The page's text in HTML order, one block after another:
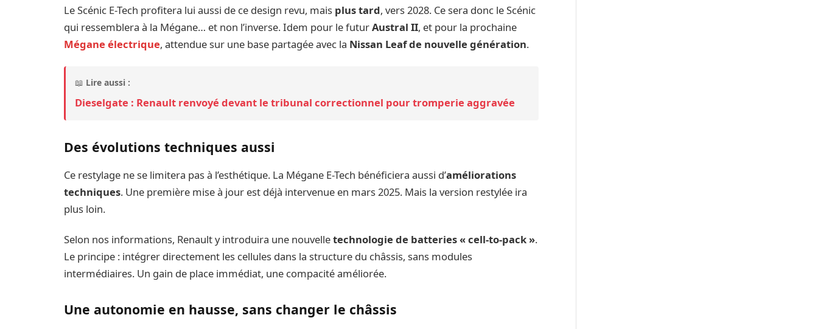
Le Scénic E-Tech profitera lui aussi de ce design revu, mais plus tard, vers 2028. Ce sera donc le Scénic
qui ressemblera à la Mégane… et non l’inverse. Idem pour le futurAustral II, et pour la prochaine
Mégane électrique, attendue sur une base partagée avec la Nissan Leaf de nouvelle génération.
📖 Lire aussi :
Dieselgate : Renault renvoyé devant le tribunal correctionnel pour tromperie aggravée
Des évolutions techniques aussi
Ce restylage ne se limitera pas à l’esthétique. La Mégane E-Tech bénéficiera aussi d’améliorations
techniques. Une première mise à jour est déjà intervenue en mars 2025. Mais la version restylée ira
plus loin.
Selon nos informations, Renault y introduira une nouvelletechnologie de batteries « cell-to-pack ».
Le principe : intégrer directement les cellules dans la structure du châssis, sans modules
intermédiaires. Un gain de place immédiat, une compacité améliorée.
Une autonomie en hausse, sans changer le châssis